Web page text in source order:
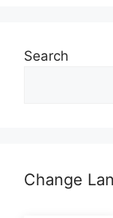
Search
Change